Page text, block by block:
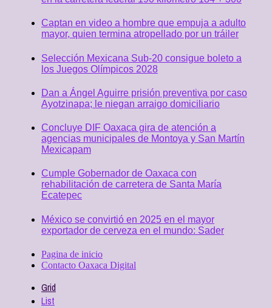
Captan en video a hombre que empuja a adulto
mayor, quien termina atropellado por un tráiler
Selección Mexicana Sub-20 consigue boleto a
los Juegos Olímpicos 2028
Dan a Ángel Aguirre prisión preventiva por caso
Ayotzinapa; le niegan arraigo domiciliario
Concluye DIF Oaxaca gira de atención a
agencias municipales de Montoya y San Martín
Mexicapam
Cumple Gobernador de Oaxaca con
rehabilitación de carretera de Santa María
Ecatepec
México se convirtió en 2025 en el mayor
exportador de cerveza en el mundo: Sader
Pagina de inicio
Contacto Oaxaca Digital
Grid
List